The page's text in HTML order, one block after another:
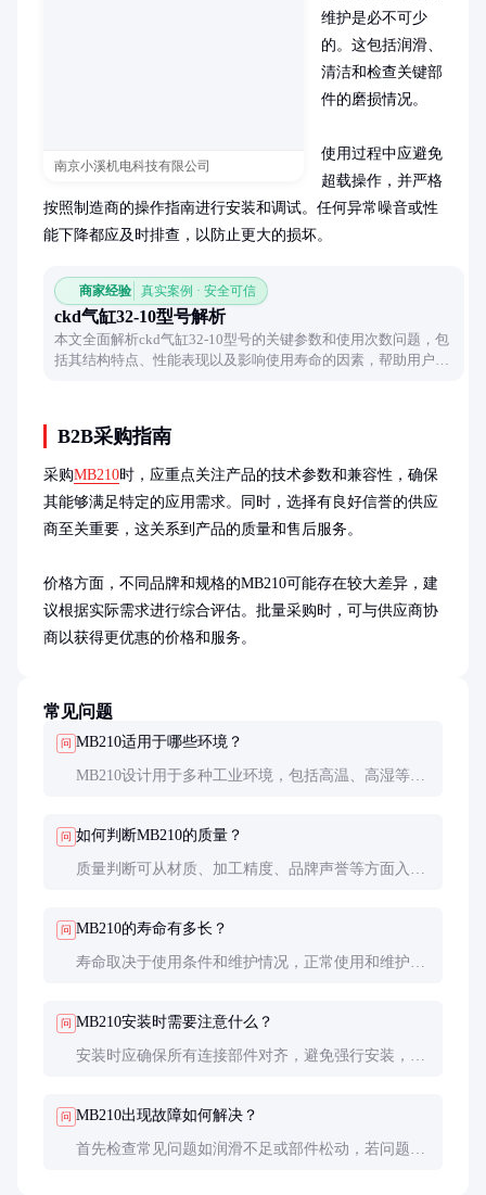
南京小溪机电科技有限公司
维护是必不可少
的。这包括润滑、
清洁和检查关键部
件的磨损情况。
使用过程中应避免
超载操作，并严格
按照制造商的操作指南进行安装和调试。任何异常噪音或性
能下降都应及时排查，以防止更大的损坏。
商家经验 真实案例 · 安全可信
ckd气缸32-10型号解析
本文全面解析ckd气缸32-10型号的关键参数和使用次数问题，包
括其结构特点、性能表现以及影响使用寿命的因素，帮助用户深
B2B采购指南
采购MB210时，应重点关注产品的技术参数和兼容性，确保
其能够满足特定的应用需求。同时，选择有良好信誉的供应
商至关重要，这关系到产品的质量和售后服务。
价格方面，不同品牌和规格的MB210可能存在较大差异，建
议根据实际需求进行综合评估。批量采购时，可与供应商协
商以获得更优惠的价格和服务。
常见问题
问 MB210适用于哪些环境？
MB210设计用于多种工业环境，包括高温、高湿等条
问 如何判断MB210的质量？
质量判断可从材质、加工精度、品牌声誉等方面入
问 MB210的寿命有多长？
寿命取决于使用条件和维护情况，正常使用和维护下
问 MB210安装时需要注意什么？
安装时应确保所有连接部件对齐，避免强行安装，严
问 MB210出现故障如何解决？
首先检查常见问题如润滑不足或部件松动，若问题持